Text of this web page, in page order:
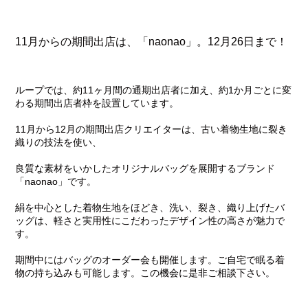
11月からの期間出店は、「naonao」。12月26日まで！
ループでは、約11ヶ月間の通期出店者に加え、約1か月ごとに変
わる期間出店者枠を設置しています。
11月から12月の期間出店クリエイターは、古い着物生地に裂き
織りの技法を使い、
良質な素材をいかしたオリジナルバッグを展開するブランド
「naonao」です。
絹を中心とした着物生地をほどき、洗い、裂き、織り上げたバ
ッグは、軽さと実用性にこだわったデザイン性の高さが魅力で
す。
期間中にはバッグのオーダー会も開催します。ご自宅で眠る着
物の持ち込みも可能します。この機会に是非ご相談下さい。